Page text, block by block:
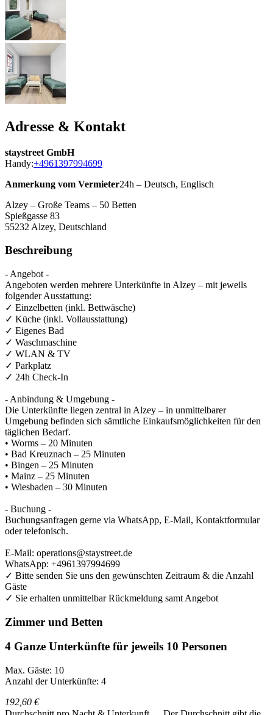
Adresse & Kontakt
staystreet GmbH
Handy:+4961397994699
Anmerkung vom Vermieter24h – Deutsch, Englisch
Alzey – Große Teams – 50 Betten
Spießgasse 83
55232 Alzey, Deutschland
Beschreibung
- Angebot -
Angeboten werden mehrere Unterkünfte in Alzey – mit jeweils
folgender Ausstattung:
✓ Einzelbetten (inkl. Bettwäsche)
✓ Küche (inkl. Vollausstattung)
✓ Eigenes Bad
✓ Waschmaschine
✓ WLAN & TV
✓ Parkplatz
✓ 24h Check-In
- Anbindung & Umgebung -
Die Unterkünfte liegen zentral in Alzey – in unmittelbarer
Umgebung befinden sich sämtliche Einkaufsmöglichkeiten für den
täglichen Bedarf.
• Worms – 20 Minuten
• Bad Kreuznach – 25 Minuten
• Bingen – 25 Minuten
• Mainz – 25 Minuten
• Wiesbaden – 30 Minuten
- Buchung -
Buchungsanfragen gerne via WhatsApp, E-Mail, Kontaktformular
oder telefonisch.
E-Mail: operations@staystreet.de
WhatsApp: +4961397994699
✓ Bitte senden Sie uns den gewünschten Zeitraum & die Anzahl
Gäste
✓ Sie erhalten unmittelbar Rückmeldung samt Angebot
Zimmer und Betten
4 Ganze Unterkünfte für jeweils 10 Personen
Max. Gäste: 10
Anzahl der Unterkünfte: 4
192,60 €